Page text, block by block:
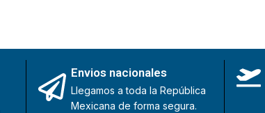
Envios nacionales
Llegamos a toda la República
Mexicana de forma segura.